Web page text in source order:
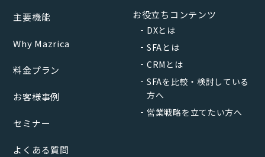
主要機能
Why Mazrica
料金プラン
お客様事例
セミナー
よくある質問
お役立ちコンテンツ
DXとは
SFAとは
CRMとは
SFAを比較・検討している
方へ
営業戦略を立てたい方へ